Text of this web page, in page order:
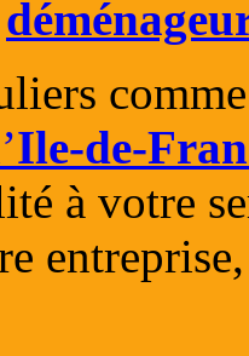
Ile-de-
à votre